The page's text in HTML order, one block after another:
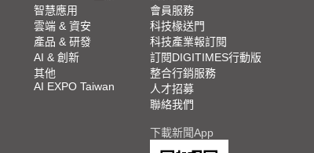
智慧應用
雲端 & 資安
產品 & 研發
AI & 創新
其他
AI EXPO Taiwan
會員服務
科技椽送門
科技產業報訂閱
訂閱DIGITIMES行動版
整合行銷服務
人才招募
聯絡我們
下載新聞App